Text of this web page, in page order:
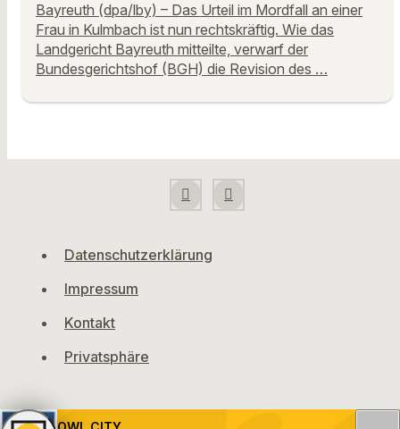
Bayreuth (dpa/lby) – Das Urteil im Mordfall an einer
Frau in Kulmbach ist nun rechtskräftig. Wie das
Landgericht Bayreuth mitteilte, verwarf der
Bundesgerichtshof (BGH) die Revision des …
Datenschutzerklärung
Impressum
Kontakt
Privatsphäre